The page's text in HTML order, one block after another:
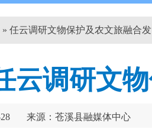
» 任云调研文物保护及农文旅融合
云调研文
来源：苍溪县融媒体中心